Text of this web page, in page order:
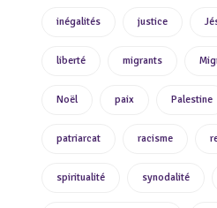
inégalités justice
liberté migrants
Noël paix Palestine
patriarcat racisme
spiritualité synodalité